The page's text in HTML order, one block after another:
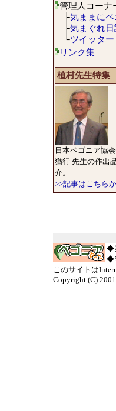
管理人コーナ
├気ままにベ
├気まぐれ日
└ツイッター
リンク集
植村先生特集
日本ベゴニア協
猶行 先生の作出
介。
>>記事はこちら
◆
◆
このサイトは
Copyright (C)